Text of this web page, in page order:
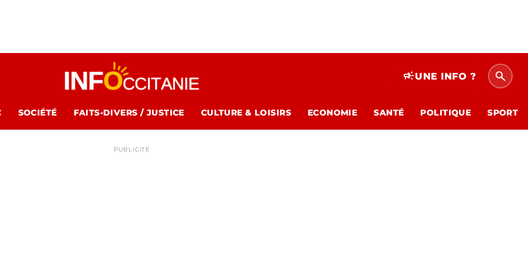
campaignUNE INFO ? search
SOCIÉTÉ FAITS-DIVERS / JUSTICE CULTURE & LOISIRS ECONOMIE SANTÉ POLITIQUE SPORT
PUBLICITÉ